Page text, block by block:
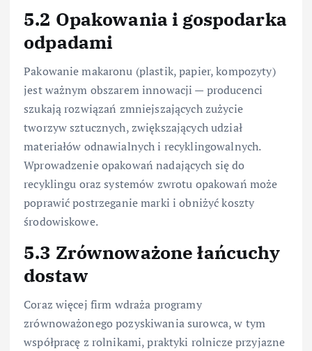
5.2 Opakowania i gospodarka
odpadami
Pakowanie makaronu (plastik, papier, kompozyty)
jest ważnym obszarem innowacji — producenci
szukają rozwiązań zmniejszających zużycie
tworzyw sztucznych, zwiększających udział
materiałów odnawialnych i recyklingowalnych.
Wprowadzenie opakowań nadających się do
recyklingu oraz systemów zwrotu opakowań może
poprawić postrzeganie marki i obniżyć koszty
środowiskowe.
5.3 Zrównoważone łańcuchy
dostaw
Coraz więcej firm wdraża programy
zrównoważonego pozyskiwania surowca, w tym
współpracę z rolnikami, praktyki rolnicze przyjazne